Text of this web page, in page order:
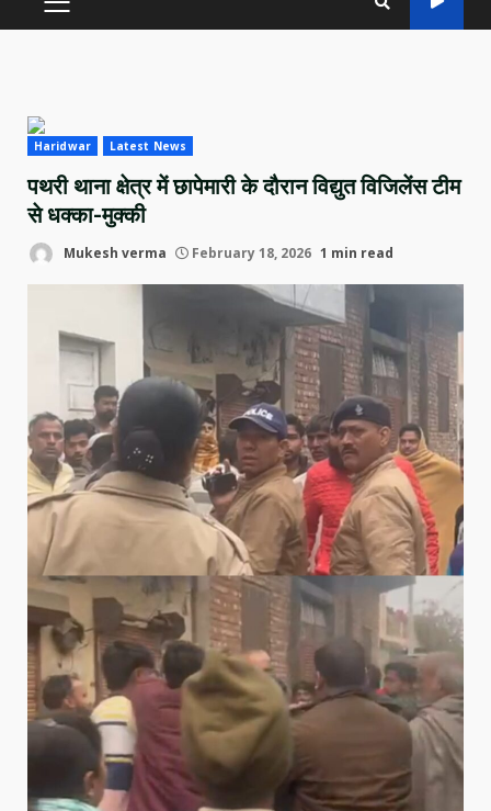
PRIMARY
Haridwar Latest News
पथरी थाना क्षेत्र में छापेमारी के दौरान विद्युत विजिलेंस टीम
से धक्का-मुक्की
Mukesh verma February 18, 2026 1 min read